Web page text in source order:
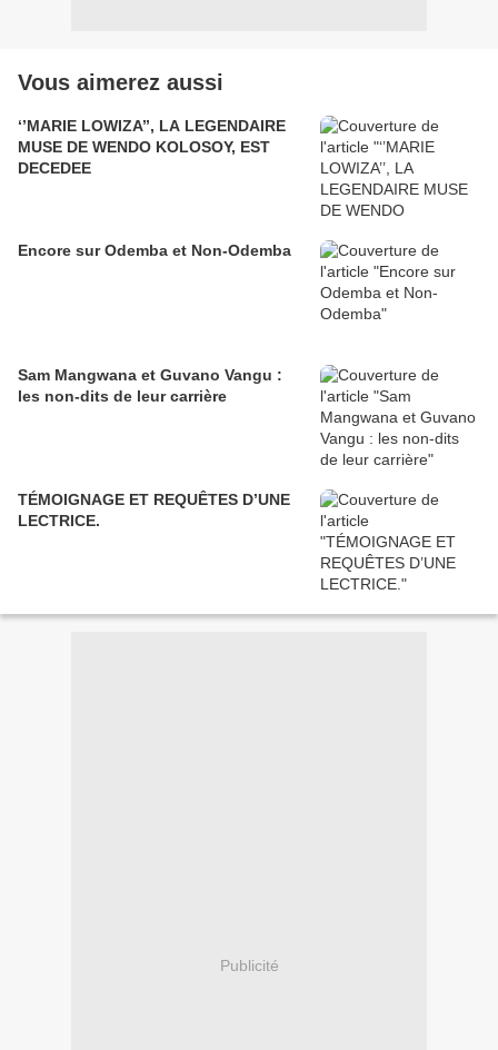
Vous aimerez aussi
‘’MARIE LOWIZA’’, LA LEGENDAIRE
MUSE DE WENDO KOLOSOY, EST
DECEDEE
Encore sur Odemba et Non-Odemba
Sam Mangwana et Guvano Vangu :
les non-dits de leur carrière
TÉMOIGNAGE ET REQUÊTES D’UNE
LECTRICE.
Publicité